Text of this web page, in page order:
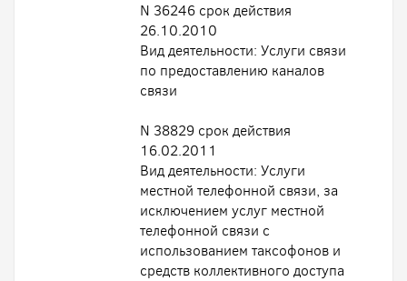
N 36246 срок действия
26.10.2010
Вид деятельности: Услуги связи
по предоставлению каналов
связи
N 38829 срок действия
16.02.2011
Вид деятельности: Услуги
местной телефонной связи, за
исключением услуг местной
телефонной связи с
использованием таксофонов и
средств коллективного доступа